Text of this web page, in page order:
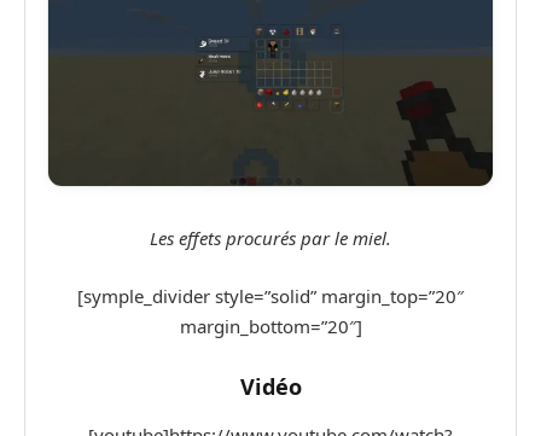
Les effets procurés par le miel.
[symple_divider style=”solid” margin_top=”20″
margin_bottom=”20″]
Vidéo